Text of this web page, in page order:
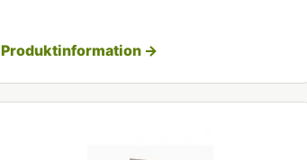
Produktinformation →